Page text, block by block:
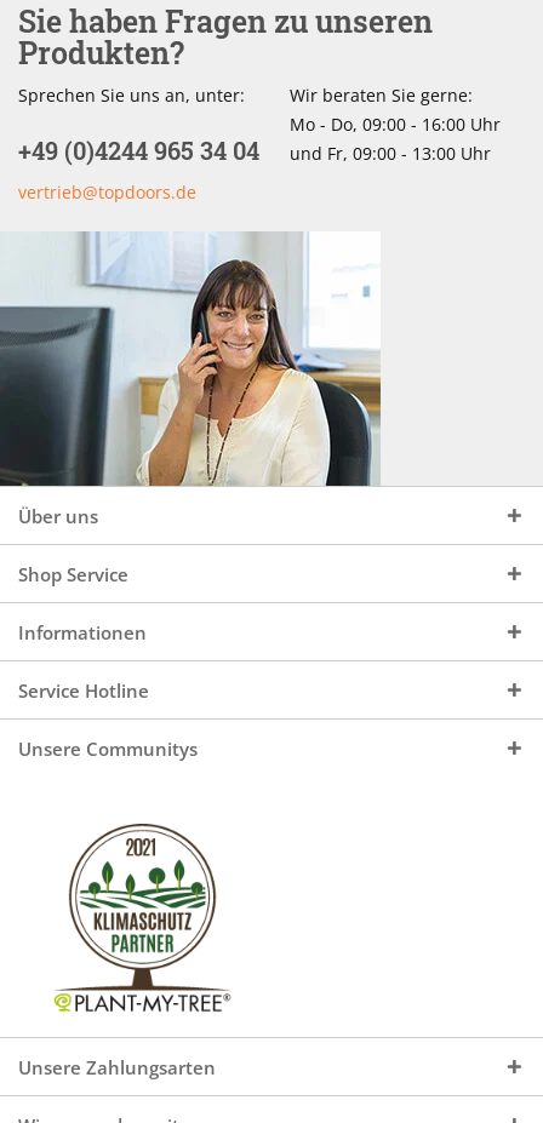
Sie haben Fragen zu unseren
Produkten?
Sprechen Sie uns an, unter:
+49 (0)4244 965 34 04
vertrieb@topdoors.de
Wir beraten Sie gerne:
Mo - Do, 09:00 - 16:00 Uhr
und Fr, 09:00 - 13:00 Uhr
Über uns
Shop Service
Informationen
Service Hotline
Unsere Communitys
Unsere Zahlungsarten